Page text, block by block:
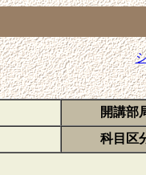
開講部
科目区